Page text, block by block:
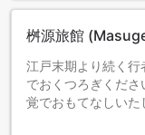
桝源旅館
江戸末期より続く
でおくつろぎくだ
覚でおもてなしい